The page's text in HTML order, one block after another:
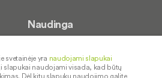
Naudinga
Palūkanų normos
svetainėje yra naudojami slapukai
slapukai naudojami visada, kad būtų
Dėl kitų slapukų naudojimo galite